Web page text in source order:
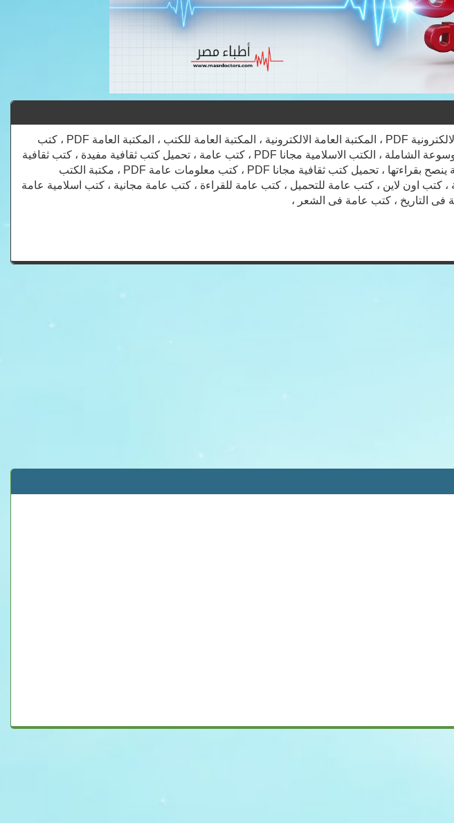
الكتب العامة ، تعريف المكتبة العامة ، مكتبة الكتب الالكترونية PDF ، المكتبة العامة الالكترونية ، المكتبة العامة للكتب ، المكتبة العامة PDF ، كتب
ثقافية ينصح بقراءتها ، تحميل كتب ثقافية مفيدة ، الموسوعة الشاملة ، الكتب الاسلامية مجانا PDF ، كتب عامة ، تحميل كتب ثقافية مفيدة ، كتب ثقافية
متنوعة PDF ، تحميل كتب ثقافية فكرية ، كتب ثقافية ينصح بقراءتها ، تحميل كتب ثقافية مجانا PDF ، كتب معلومات عامة PDF ، مكتبة الكتب
كتب اون لاين ، كتب عامة للتحميل ، كتب عامة للقراءة ، كتب عامة مجانية ، كتب اسلامية عامة
التاريخ ، كتب عامة فى الشعر ،